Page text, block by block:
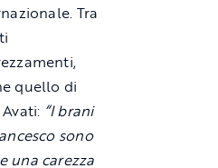
Tra
quello di
“I brani
sono
una carezza